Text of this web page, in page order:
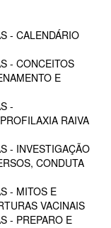
- CALENDÁRIO
- CONCEITOS
E
-
RAIVA
- INVESTIGAÇÃO
CONDUTA
- MITOS E
VACINAIS
- PREPARO E